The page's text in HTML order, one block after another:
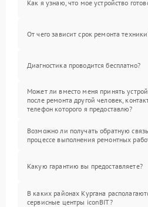
Как я узнаю, что мое устройство
От чего зависит срок ремонта
Диагностика проводится бесплатно?
Может ли вместо меня принять
после ремонта другой человек,
телефон которого я предоставлю?
Возможно ли получать обратную
процессе выполнения ремонтных
Какую гарантию вы предоставляете?
В каких районах Кургана
сервисные центры iconBIT?